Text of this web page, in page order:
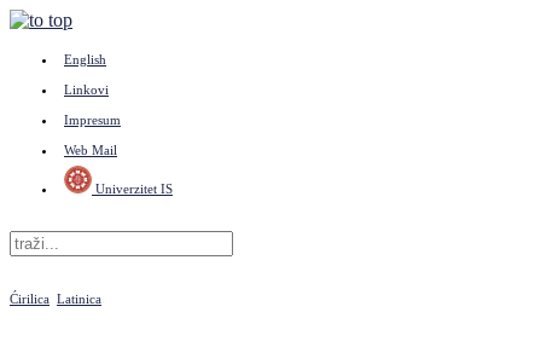
English
Linkovi
Impresum
Web Mail
Univerzitet IS
Ćirilica Latinica